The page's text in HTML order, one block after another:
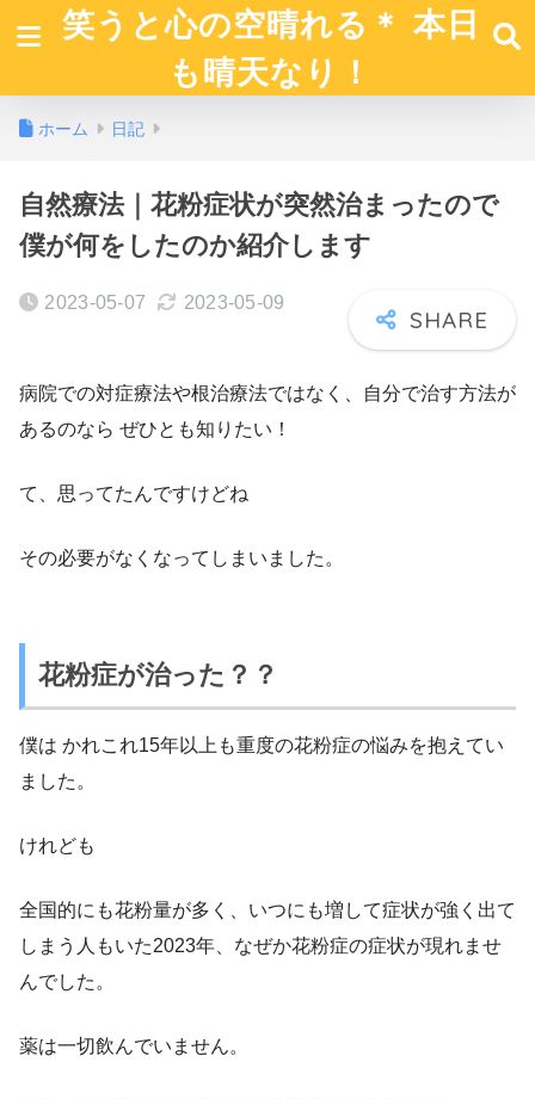
笑うと心の空晴れる＊ 本日
も晴天なり！
ホーム 日記
自然療法｜花粉症状が突然治まったので
僕が何をしたのか紹介します
2023-05-07 2023-05-09
病院での対症療法や根治療法ではなく、自分で治す方法が
あるのなら ぜひとも知りたい！
て、思ってたんですけどね
その必要がなくなってしまいました。
花粉症が治った？？
僕は かれこれ15年以上も重度の花粉症の悩みを抱えてい
ました。
けれども
全国的にも花粉量が多く、いつにも増して症状が強く出て
しまう人もいた2023年、なぜか花粉症の症状が現れませ
んでした。
薬は一切飲んでいません。